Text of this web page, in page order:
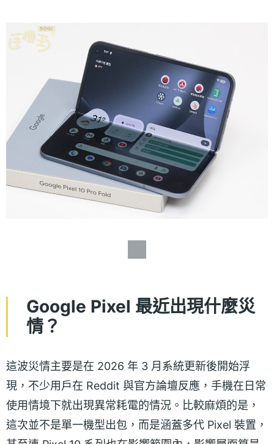
Google Pixel 最近出現什麼災
情？
這波災情主要是在 2026 年 3 月系統更新後開始浮
現，不少用戶在 Reddit 與官方論壇反應，手機在日常
使用情境下就出現異常耗電的情況。比較麻煩的是，
這次並不是單一機型出包，而是涵蓋多代 Pixel 裝置，